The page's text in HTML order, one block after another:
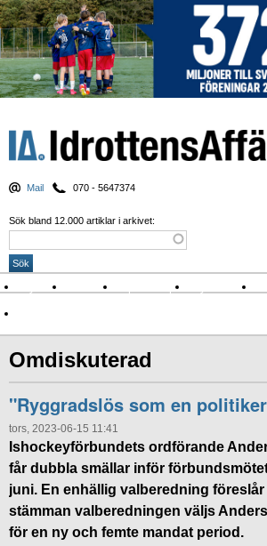
Mail 070 - 5647374
Sök bland 12.000 artiklar i arkivet:
Nyheter Krönikor Sport & spel Nyhetsbrev
Omdiskuterad
"Ryggradslös som en
tors, 2023-06-15 11:41
Ishockeyförbundets ordförande
får dubbla smällar inför
juni. En enhällig valberedning
stämman valberedningen väljs
för en ny och femte mandat period.